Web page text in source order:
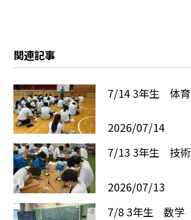
関連記事
7/14 3年生 体育
2026/07/14
7/13 3年生 技術
2026/07/13
7/8 3年生 数学